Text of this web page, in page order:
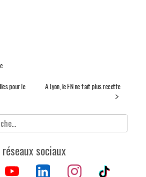
pour le
A Lyon, le FN ne fait plus recette
réseaux sociaux